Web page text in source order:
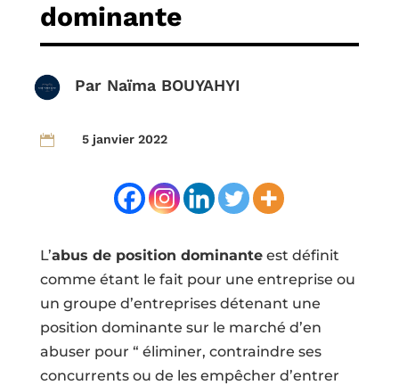
dominante
Par Naïma BOUYAHYI
 5 janvier 2022
L’abus de position dominanteest définit
comme étant le fait pour une entreprise ou
un groupe d’entreprises détenant une
position dominante sur le marché d’en
abuser pour “ éliminer, contraindre ses
concurrents ou de les empêcher d’entrer